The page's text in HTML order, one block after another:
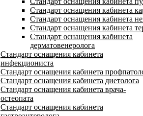
Стандарт оснащения кабинета
Стандарт оснащения кабинета
Стандарт оснащения кабинета
Стандарт оснащения кабинета
дерматовенеролога
Стандарт оснащения кабинета
инфекциониста
Стандарт оснащения кабинета
Стандарт оснащения кабинета диетолога
Стандарт оснащения кабинета врача-
остеопата
Стандарт оснащения кабинета